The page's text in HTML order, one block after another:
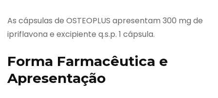
As cápsulas de OSTEOPLUS apresentam 300 mg de
ipriflavona e excipiente q.s.p. 1 cápsula.
Forma Farmacêutica e
Apresentação